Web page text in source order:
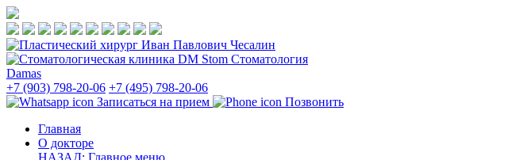
Стоматология
Damas
+7 (903) 798-20-06 +7 (495) 798-20-06
Записаться на прием
Позвонить
Главная
О докторе
НАЗАД: Главное меню